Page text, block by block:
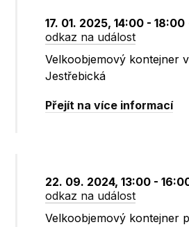
17. 01. 2025, 14:00 - 18:00
odkaz na událost
Velkoobjemový kontejner
Jestřebická
Přejít na více informací
22. 09. 2024, 13:00 -
odkaz na událost
Velkoobjemový kontejner